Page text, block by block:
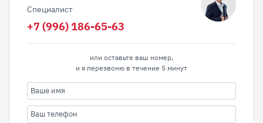
Специалист
+7 (996) 186-65-63
или оставьте ваш номер,
и я перезвоню в течение 5 минут